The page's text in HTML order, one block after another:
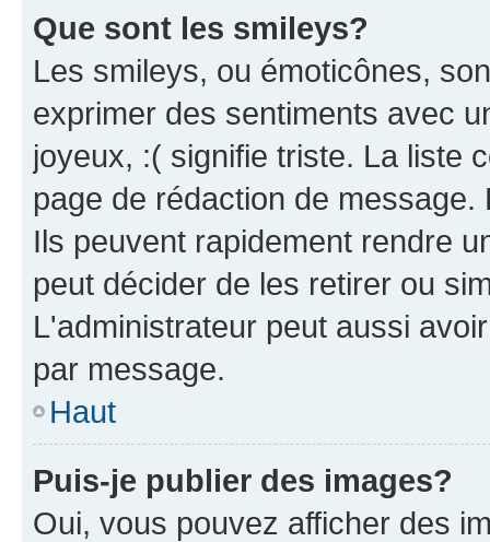
Que sont les smileys?
Les smileys, ou émoticônes,
exprimer des sentiments avec
joyeux, :( signifie triste. La liste
page de rédaction de
Ils peuvent rapidement rendre
peut décider de les retirer ou
L'administrateur peut aussi
par message.
Haut
Puis-je publier des images?
Oui, vous pouvez afficher des